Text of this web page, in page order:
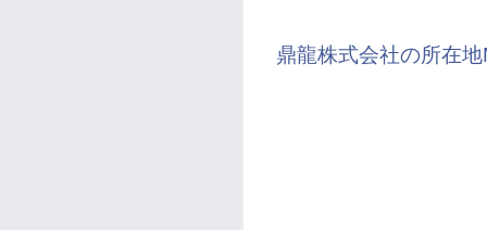
鼎龍株式会社の所在